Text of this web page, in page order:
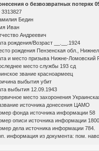
о безвозвратных потерях
3313827
Бедин
Иван
Андреевич
рождения/Возраст __.__.1924
рождения Пензенская обл.,
и место призыва Нижне-Ломовский
место службы 193 сд
звание красноармеец
выбытия убит
выбытия 12.09.1943
место захоронения
источника донесения ЦАМО
фонда источника информации 58
описи источника информации
дела источника информации 784.
информация из документа: пом.